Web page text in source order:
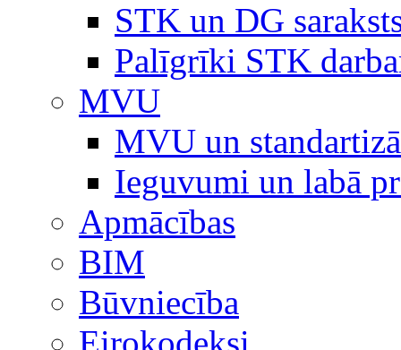
STK un DG
Palīgrīki STK
MVU
MVU un
Ieguvumi un labā
Apmācības
BIM
Būvniecība